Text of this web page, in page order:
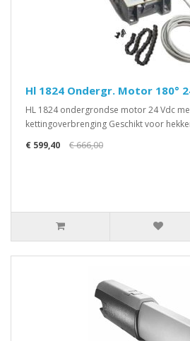
Hl 1824 Ondergr. Motor 180°
HL 1824 ondergrondse motor 24 Vdc
kettingoverbrenging Geschikt voor
€ 599,40
€ 666,00